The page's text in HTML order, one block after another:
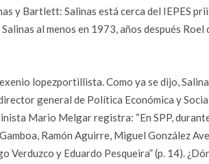
y Bartlett: Salinas está cerca del IEPES
al menos en 1973, años después
lopezportillista. Como ya se dijo,
general de Política Económica y
Mario Melgar registra: “En SPP,
Ramón Aguirre, Miguel González
Verduzco y Eduardo Pesqueira” (p. 14).